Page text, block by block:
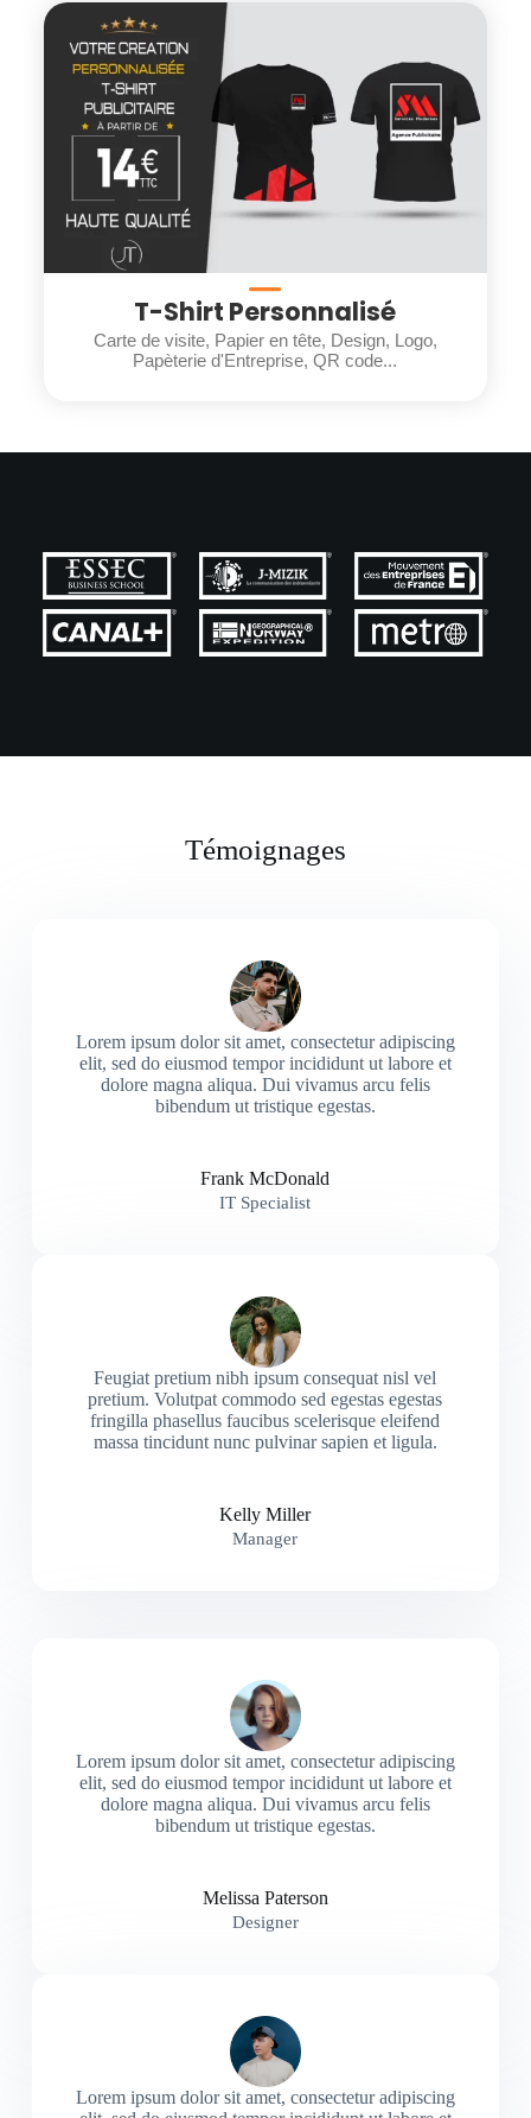
T-Shirt Personnalisé
Carte de visite, Papier en tête, Design, Logo,
Papèterie d'Entreprise, QR code...
Témoignages
Lorem ipsum dolor sit amet, consectetur adipiscing
elit, sed do eiusmod tempor incididunt ut labore et
dolore magna aliqua. Dui vivamus arcu felis
bibendum ut tristique egestas.
Frank McDonald
IT Specialist
Feugiat pretium nibh ipsum consequat nisl vel
pretium. Volutpat commodo sed egestas egestas
fringilla phasellus faucibus scelerisque eleifend
massa tincidunt nunc pulvinar sapien et ligula.
Kelly Miller
Manager
Lorem ipsum dolor sit amet, consectetur adipiscing
elit, sed do eiusmod tempor incididunt ut labore et
dolore magna aliqua. Dui vivamus arcu felis
bibendum ut tristique egestas.
Melissa Paterson
Designer
Lorem ipsum dolor sit amet, consectetur adipiscing